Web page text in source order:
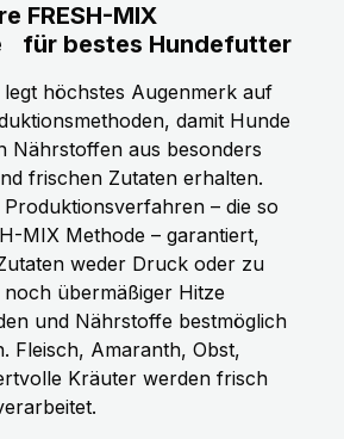
FRESH-MIX
für bestes Hundefutter
höchstes Augenmerk auf
damit Hunde
Nährstoffen aus besonders
frischen Zutaten erhalten.
– die so
MIX Methode – garantiert,
weder Druck oder zu
übermäßiger Hitze
und Nährstoffe bestmöglich
Fleisch, Amaranth, Obst,
Kräuter werden frisch